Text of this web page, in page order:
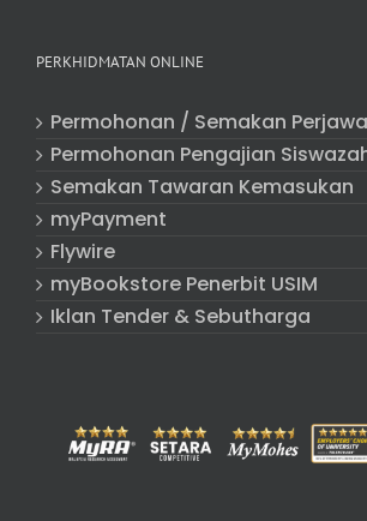
PERKHIDMATAN ONLINE
Permohonan / Semakan
Permohonan Pengajian
Semakan Tawaran Kemasukan
myPayment
Flywire
myBookstore Penerbit USIM
Iklan Tender & Sebutharga